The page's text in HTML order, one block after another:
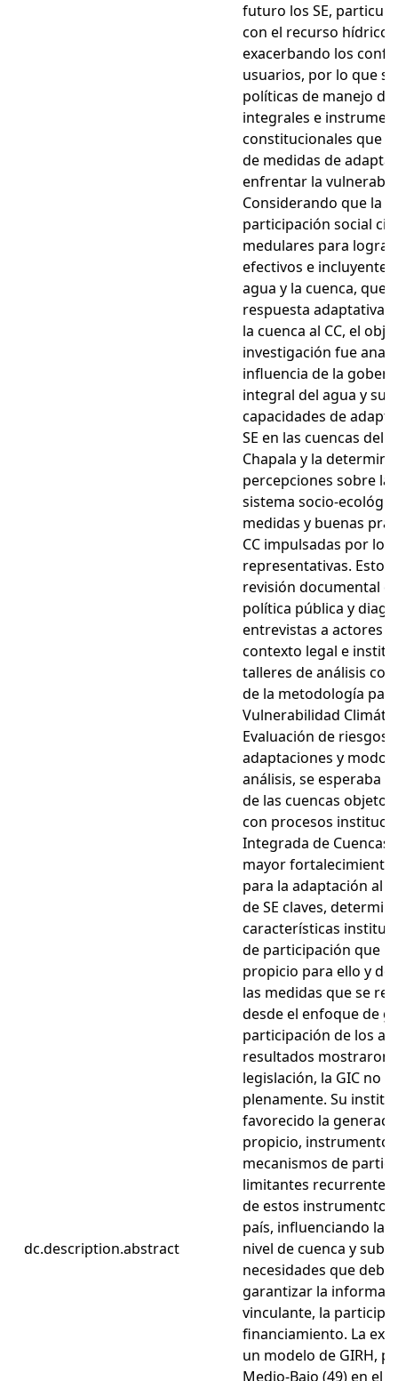
dc.description.abstract
futuro los SE,
con el recurso
exacerbando los
usuarios, por lo que
políticas de manejo
integrales e
constitucionales que
de medidas de
enfrentar la
Considerando que la
participación social
medulares para
efectivos e
agua y la cuenca, que
respuesta adaptativa
la cuenca al CC, el
investigación fue
influencia de la
integral del agua y su
capacidades de
SE en las cuencas del
Chapala y la
percepciones sobre
sistema socio-
medidas y buenas
CC impulsadas por
representativas. Esto
revisión documental
política pública y
entrevistas a actores
contexto legal e
talleres de análisis
de la metodología
Vulnerabilidad
Evaluación de riesgos
adaptaciones y modos
análisis, se esperaba
de las cuencas objeto
con procesos
Integrada de Cuencas
mayor fortalecimiento
para la adaptación al
de SE claves,
características
de participación que
propicio para ello y
las medidas que se
desde el enfoque de
participación de los
resultados mostraron
legislación, la GIC no
plenamente. Su
favorecido la
propicio,
mecanismos de
limitantes recurrentes
de estos instrumentos
país, influenciando la
nivel de cuenca y
necesidades que
garantizar la
vinculante, la
financiamiento. La
un modelo de GIRH,
Medio-Bajo (49) en el